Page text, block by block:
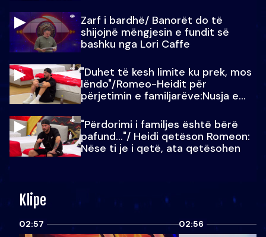
Zarf i bardhë/ Banorët do të
shijojnë mëngjesin e fundit së
bashku nga Lori Caffe
"Duhet të kesh limite ku prek, mos
lëndo"/Romeo-Heidit për
përjetimin e familjarëve:Nusja e
"Përdorimi i familjes është bërë
pafund…"/ Heidi qetëson Romeon:
Nëse ti je i qetë, ata qetësohen
Klipe
02:57 02:56